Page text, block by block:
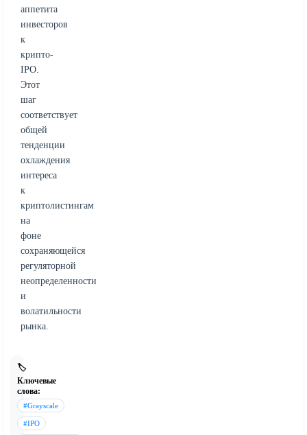
аппетита
инвесторов
к
крипто-
IPO.
Этот
шаг
соответствует
общей
тенденции
охлаждения
интереса
к
криптолистингам
на
фоне
сохраняющейся
регуляторной
неопределенности
и
волатильности
рынка.
🏷️
Ключевые
слова:
#Grayscale
#IPO